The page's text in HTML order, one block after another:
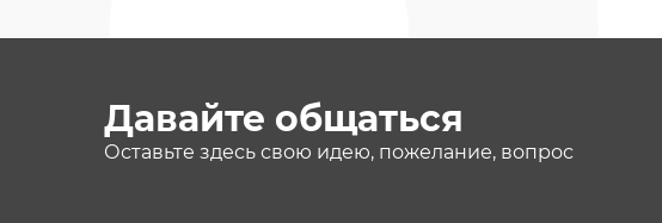
Давайте общаться
Оставьте здесь свою идею, пожелание, вопрос